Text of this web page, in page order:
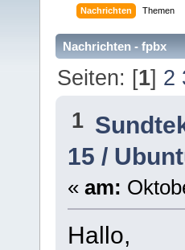
Nachrichten Themen
Nachrichten - fpbx
Seiten: [1] 2
1
15 /
« am:
Hallo,